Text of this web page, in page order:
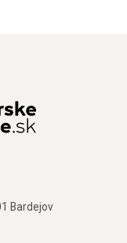
Bardejov